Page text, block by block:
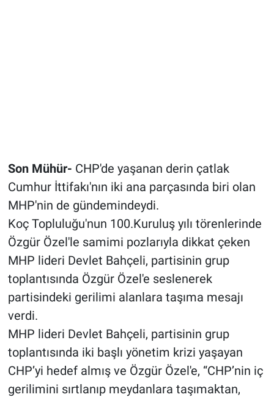
Son Mühür- CHP'de yaşanan derin çatlak
Cumhur İttifakı'nın iki ana parçasında biri olan
MHP'nin de gündemindeydi.
Koç Topluluğu'nun 100.Kuruluş yılı törenlerinde
Özgür Özel'le samimi pozlarıyla dikkat çeken
MHP lideri Devlet Bahçeli, partisinin grup
toplantısında Özgür Özel'e seslenerek
partisindeki gerilimi alanlara taşıma mesajı
verdi.
MHP lideri Devlet Bahçeli, partisinin grup
toplantısında iki başlı yönetim krizi yaşayan
CHP’yi hedef almış ve Özgür Özel'e, “CHP’nin iç
gerilimini sırtlanıp meydanlara taşımaktan,